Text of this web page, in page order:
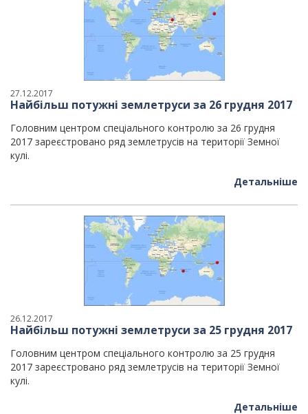
27.12.2017
Найбільш потужні землетруси за 26 грудня 2017
Головним центром спеціального контролю за 26 грудня
2017 зареєстровано ряд землетрусів на території Земної
кулі.
Детальніше
26.12.2017
Найбільш потужні землетруси за 25 грудня 2017
Головним центром спеціального контролю за 25 грудня
2017 зареєстровано ряд землетрусів на території Земної
кулі.
Детальніше